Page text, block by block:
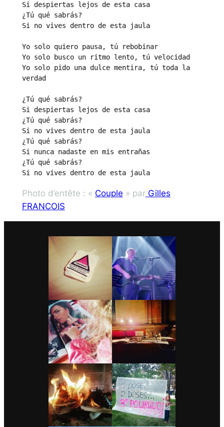
Si despiertas lejos de esta casa
¿Tú qué sabrás?
Si no vives dentro de esta jaula
Yo solo quiero pausa, tú rebobinar
Yo solo busco un ritmo lento, tú velocidad
Yo solo pido una dulce mentira, tú toda la
verdad
¿Tú qué sabrás?
Si despiertas lejos de esta casa
¿Tú qué sabrás?
Si no vives dentro de esta jaula
¿Tú qué sabrás?
Si nunca nadaste en mis entrañas
¿Tú qué sabrás?
Si no vives dentro de esta jaula
Photo d’entête : « Couple » parGilles
FRANCOIS